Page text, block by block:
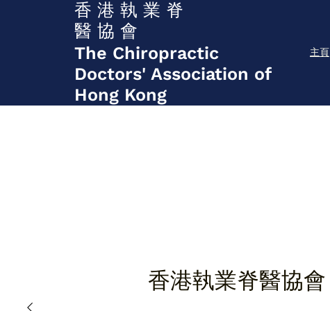
香 港 執 業 脊
醫 協 會
The Chiropractic
Doctors' Association of
Hong Kong
主頁
香港執業脊醫協會